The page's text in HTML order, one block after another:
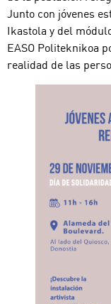
Junto con jóvenes
Ikastola y del
EASO Politeknikoa
realidad de las